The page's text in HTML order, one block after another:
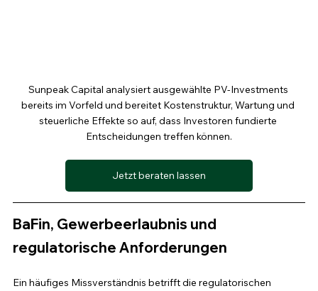
Sunpeak Capital analysiert ausgewählte PV-Investments
bereits im Vorfeld und bereitet Kostenstruktur, Wartung und
steuerliche Effekte so auf, dass Investoren fundierte
Entscheidungen treffen können.
Jetzt beraten lassen
BaFin, Gewerbeerlaubnis und
regulatorische Anforderungen
Ein häufiges Missverständnis betrifft die regulatorischen